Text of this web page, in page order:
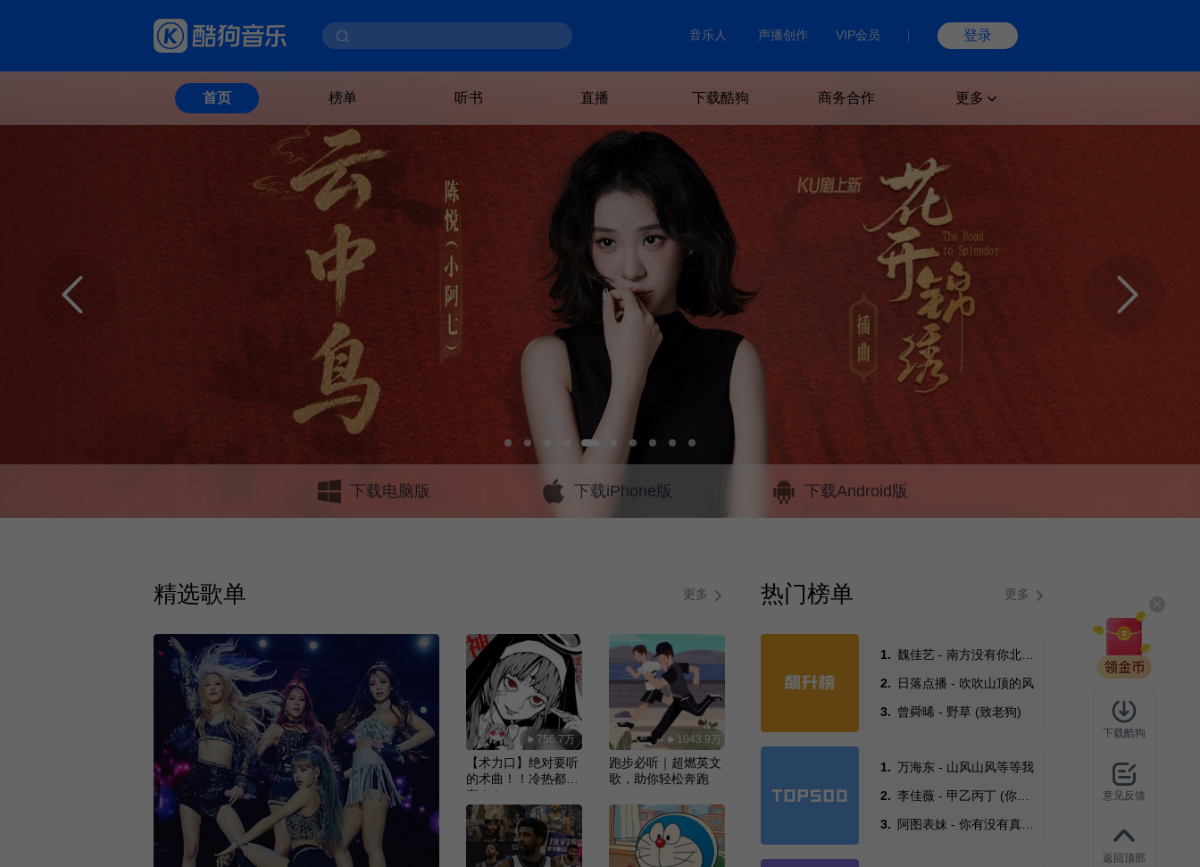
音乐人 声播创作 VIP会员 登录
首页 榜单 听书 直播 下载酷狗 商务合作 更多
下载电脑版 下载iPhone版 下载Android版
精选歌单 更多
756.7万
【术力口】绝对要听
的术曲！！冷热都
有！！
1043.9万
跑步必听｜超燃英文
歌，助你轻松奔跑
热门榜单 更多
1. 魏佳艺 - 南方没有你北方
没有雨
2.
日落点播 - 吹吹山顶的风
3. 曾舜晞 - 野草 (致老狗)
1. 万海东 - 山风山风等等我
2. 李佳薇 - 甲乙丙丁 (你我
怎么两清)
3.
阿图表妹 - 你有没有真的
下载酷狗
意见反馈
返回顶部